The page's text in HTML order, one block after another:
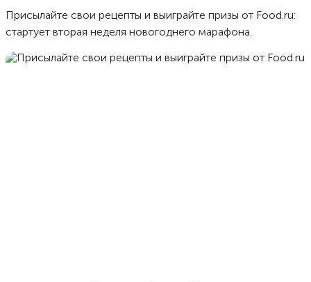
Присылайте свои рецепты и выиграйте призы от Food.ru:
стартует вторая неделя новогоднего марафона.